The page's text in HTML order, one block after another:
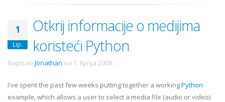
1
Lip.
Otkrij informacije o medijima
koristeći Python
Napisao Jonathan na 1. lipnja 2008. .
I've spent the past few weeks putting together a workingPython
example, which allows a user to select a media file (audio or video)